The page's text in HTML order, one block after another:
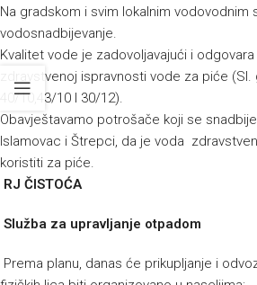
Na gradskom i svim lokalnim vodovodnim
vodosnadbijevanje.
Kvalitet vode je zadovoljavajući i odgovara
zdravstvenoj ispravnosti vode za piće (Sl.
40/10,43/10 I 30/12).
Obavještavamo potrošače koji se
Islamovac i Štrepci, da je voda
koristiti za piće.
RJ ČISTOĆA
Služba za upravljanje otpadom
Prema planu, danas će prikupljanje i